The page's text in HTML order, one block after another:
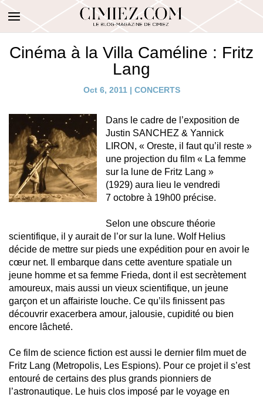
Cinéma à la Villa Caméline : Fritz
Lang
Oct 6, 2011| CONCERTS
Dans le cadre de l’exposition de
Justin SANCHEZ & Yannick
LIRON, « Oreste, il faut qu’il reste »
une projection du film « La femme
sur la lune de Fritz Lang »
(1929) aura lieu le vendredi
7 octobre à 19h00 précise.
Selon une obscure théorie
scientifique, il y aurait de l’or sur la lune. Wolf Helius
décide de mettre sur pieds une expédition pour en avoir le
cœur net. Il embarque dans cette aventure spatiale un
jeune homme et sa femme Frieda, dont il est secrètement
amoureux, mais aussi un vieux scientifique, un jeune
garçon et un affairiste louche. Ce qu’ils finissent pas
découvrir exacerbera amour, jalousie, cupidité ou bien
encore lâcheté.
Ce film de science fiction est aussi le dernier film muet de
Fritz Lang (Metropolis, Les Espions). Pour ce projet il s’est
entouré de certains des plus grands pionniers de
l’astronautique. Le huis clos imposé par le voyage en